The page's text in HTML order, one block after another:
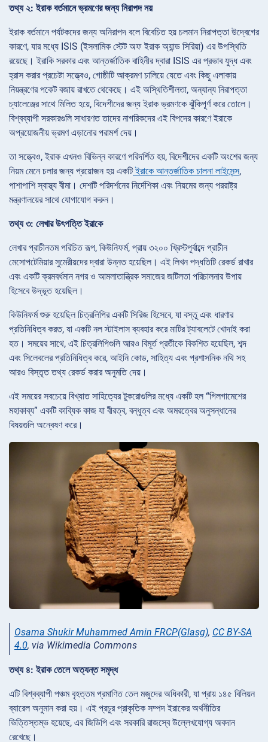
তথ্য ২: ইরাক বর্তমানে ভ্রমণের জন্য নিরাপদ নয়
ইরাক বর্তমানে পর্যটকদের জন্য অনিরাপদ বলে বিবেচিত হয় চলমান নিরাপত্তা উদ্বেগের
কারণে, যার মধ্যে ISIS (ইসলামিক স্টেট অফ ইরাক অ্যান্ড সিরিয়া) এর উপস্থিতি
রয়েছে। ইরাকি সরকার এবং আন্তর্জাতিক বাহিনীর দ্বারা ISIS এর প্রভাব যুদ্ধ এবং
হ্রাস করার প্রচেষ্টা সত্ত্বেও, গোষ্ঠীটি আক্রমণ চালিয়ে যেতে এবং কিছু এলাকায়
নিয়ন্ত্রণের পকেট বজায় রাখতে থেকেছে। এই অস্থিতিশীলতা, অন্যান্য নিরাপত্তা
চ্যালেঞ্জের সাথে মিলিত হয়ে, বিদেশীদের জন্য ইরাক ভ্রমণকে ঝুঁকিপূর্ণ করে তোলে।
বিশ্বব্যাপী সরকারগুলি সাধারণত তাদের নাগরিকদের এই বিপদের কারণে ইরাকে
অপ্রয়োজনীয় ভ্রমণ এড়ানোর পরামর্শ দেয়।
তা সত্ত্বেও, ইরাক এখনও বিভিন্ন কারণে পরিদর্শিত হয়, বিদেশীদের একটি অংশের জন্য
নিয়ম মেনে চলার জন্য প্রয়োজন হয় একটিইরাকে আন্তর্জাতিক চালনা লাইসেন্স,
পাশাপাশি স্বাস্থ্য বীমা। দেশটি পরিদর্শনের নির্দেশিকা এবং নিয়মের জন্য পররাষ্ট্র
মন্ত্রণালয়ের সাথে যোগাযোগ করুন।
তথ্য ৩: লেখার উৎপত্তি ইরাকে
লেখার প্রাচীনতম পরিচিত রূপ, কিউনিফর্ম, প্রায় ৩২০০ খ্রিস্টপূর্বাব্দে প্রাচীন
মেসোপটেমিয়ার সুমেরীয়দের দ্বারা উন্নত হয়েছিল। এই লিখন পদ্ধতিটি রেকর্ড রাখার
এবং একটি ক্রমবর্ধমান নগর ও আমলাতান্ত্রিক সমাজের জটিলতা পরিচালনার উপায়
হিসেবে উদ্ভূত হয়েছিল।
কিউনিফর্ম শুরু হয়েছিল চিত্রলিপির একটি সিরিজ হিসেবে, যা বস্তু এবং ধারণার
প্রতিনিধিত্ব করত, যা একটি নল স্টাইলাস ব্যবহার করে মাটির ট্যাবলেটে খোদাই করা
হত। সময়ের সাথে, এই চিত্রলিপিগুলি আরও বিমূর্ত প্রতীকে বিকশিত হয়েছিল, শব্দ
এবং সিলেবলের প্রতিনিধিত্ব করে, আইনি কোড, সাহিত্য এবং প্রশাসনিক নথি সহ
আরও বিস্তৃত তথ্য রেকর্ড করার অনুমতি দেয়।
এই সময়ের সবচেয়ে বিখ্যাত সাহিত্যের টুকরোগুলির মধ্যে একটি হল “গিলগামেশের
মহাকাব্য” একটি কাব্যিক কাজ যা বীরত্ব, বন্ধুত্ব এবং অমরত্বের অনুসন্ধানের
বিষয়গুলি অন্বেষণ করে।
Osama Shukir Muhammed Amin FRCP(Glasg), CC BY-SA
4.0, via Wikimedia Commons
তথ্য ৪: ইরাক তেলে অত্যন্ত সমৃদ্ধ
এটি বিশ্বব্যাপী পঞ্চম বৃহত্তম প্রমাণিত তেল মজুদের অধিকারী, যা প্রায় ১৪৫ বিলিয়ন
ব্যারেল অনুমান করা হয়। এই প্রচুর প্রাকৃতিক সম্পদ ইরাকের অর্থনীতির
ভিত্তিস্তম্ভ হয়েছে, এর জিডিপি এবং সরকারি রাজস্বে উল্লেখযোগ্য অবদান
রেখেছে।